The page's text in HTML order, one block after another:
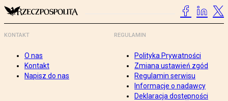
KONTAKT
O nas
Kontakt
Napisz do nas
REGULAMIN
Polityka Prywatności
Zmiana ustawień zgód
Regulamin serwisu
Informacje o nadawcy
Deklaracja dostępności